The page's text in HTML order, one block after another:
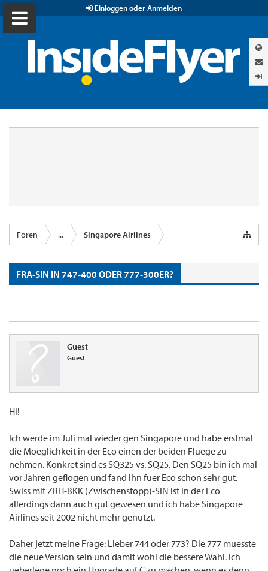
Einloggen oder Anmelden
Foren ... Singapore Airlines
FRA-SIN IN 747-400 ODER 777-300ER?
Guest
Guest
Hi!
Ich werde im Juli mal wieder gen Singapore und habe erstmal
die Moeglichkeit in der Eco einen der beiden Fluege zu
nehmen. Konkret sind es SQ325 vs. SQ25. Den SQ25 bin ich mal
vor Jahren geflogen und fand ihn fuer Eco schon sehr gut.
Swiss mit ZRH-BKK (Zwischenstopp)-SIN ist in der Eco
allerdings dann auch gut gewesen und ich habe Singapore
Airlines seit 2002 nicht mehr genutzt.
Daher jetzt meine Frage: Lieber 744 oder 773? Die 777 muesste
die neue Version sein und damit wohl die bessere Wahl. Ich